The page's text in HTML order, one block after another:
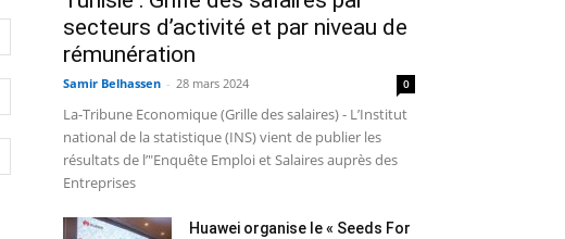
secteurs d’activité et par niveau de
rémunération
Samir Belhassen - 28 mars 2024 0
La-Tribune Economique (Grille des salaires) - L’Institut
national de la statistique (INS) vient de publier les
résultats de l’"Enquête Emploi et Salaires auprès des
Entreprises
Huawei organise le « Seeds For